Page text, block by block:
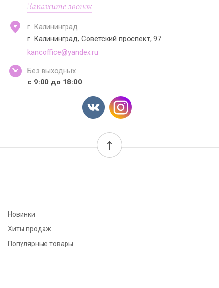
Закажите звонок
г. Калининград
г. Калининград, Советский проспект, 97
kancoffice@yandex.ru
Без выходных
с 9:00 до 18:00
Новинки
Хиты продаж
Популярные товары